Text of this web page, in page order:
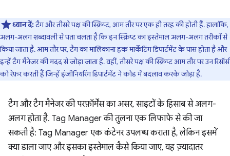
ध्यान दें:टैग और तीसरे पक्ष की स्क्रिप्ट, आम तौर पर एक ही तरह की होती हैं. हालांकि,
अलग-अलग शब्दावली से पता चलता है कि इन स्क्रिप्ट का इस्तेमाल अलग-अलग तरीकों से
किया जाता है. आम तौर पर, टैग का मालिकाना हक मार्केटिंग डिपार्टमेंट के पास होता है और
इन्हें टैग मैनेजर की मदद से जोड़ा जाता है. वहीं, तीसरे पक्ष की स्क्रिप्ट आम तौर पर उन रिसॉर्स
को रेफ़र करती हैं जिन्हें इंजीनियरिंग डिपार्टमेंट ने कोड में बदलाव करके जोड़ा है.
टैग और टैग मैनेजर की परफ़ॉर्मेंस का असर, साइटों के हिसाब से अलग-
अलग होता है. Tag Manager की तुलना एक लिफाफे से की जा
सकती है: Tag Manager एक कंटेनर उपलब्ध कराता है, लेकिन इसमें
क्या डाला जाए और इसका इस्तेमाल कैसे किया जाए, यह ज़्यादातर